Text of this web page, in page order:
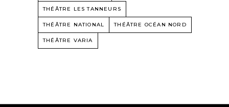
THÉÂTRE LES TANNEURS
THÉÂTRE NATIONAL THÉÂTRE OCÉAN NORD
THÉÂTRE VARIA